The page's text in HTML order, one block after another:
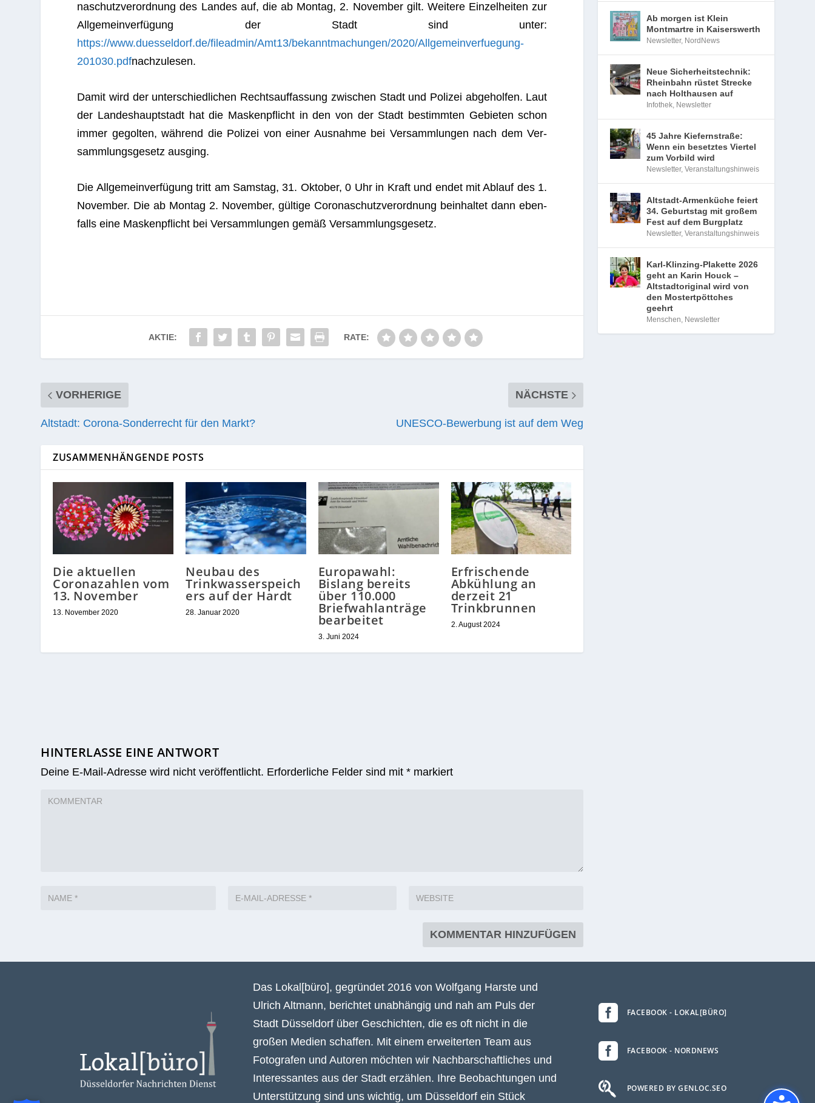
naschutz­ver­ord­nung des Lan­des auf, die ab Mon­tag, 2. Novem­ber gilt. Wei­tere Ein­zel­hei­ten zur
All­ge­mein­ver­fü­gung der Stadt sind unter:
https://www.duesseldorf.de/fileadmin/Amt13/bekanntmachungen/2020/Allgemeinverfuegung-
201030.pdfnach­zu­le­sen.
Damit wird der unter­schied­li­chen Rechts­auf­fas­sung zwi­schen Stadt und Poli­zei abge­hol­fen. Laut
der Lan­des­haupt­stadt hat die Mas­ken­pflicht in den von der Stadt bestimm­ten Gebie­ten schon
immer gegol­ten, wäh­rend die Poli­zei von einer Aus­nahme bei Ver­samm­lun­gen nach dem Ver­
samm­lungs­ge­setz ausging.
Die All­ge­mein­ver­fü­gung tritt am Sams­tag, 31. Okto­ber, 0 Uhr in Kraft und endet mit Ablauf des 1.
Novem­ber. Die ab Mon­tag 2. Novem­ber, gül­tige Coro­naschutz­ver­ord­nung beinhal­tet dann eben­
falls eine Mas­ken­pflicht bei Ver­samm­lun­gen gemäß Versammlungsgesetz.
AKTIE: RATE:
VORHERIGE
Altstadt: Corona-Sonderrecht für den Markt?
NÄCHSTE
UNESCO-Bewerbung ist auf dem Weg
ZUSAMMENHÄNGENDE POSTS
Die aktuellen
Coronazahlen vom
13. November
13. November 2020
Neubau des
Trinkwasserspeich
ers auf der Hardt
28. Januar 2020
Europawahl:
Bislang bereits
über 110.000
Briefwahlanträge
bearbeitet
3. Juni 2024
Erfrischende
Abkühlung an
derzeit 21
Trinkbrunnen
2. August 2024
HINTERLASSE EINE ANTWORT
Deine E-Mail-Adresse wird nicht veröffentlicht. Erforderliche Felder sind mit* markiert
Ab morgen ist Klein
Montmartre in Kaiserswerth
Newsletter, NordNews
Neue Sicherheitstechnik:
Rheinbahn rüstet Strecke
nach Holthausen auf
Infothek, Newsletter
45 Jahre Kiefernstraße:
Wenn ein besetztes Viertel
zum Vorbild wird
Newsletter,Veranstaltungshinweis
Altstadt-Armenküche feiert
34. Geburtstag mit großem
Fest auf dem Burgplatz
Newsletter,Veranstaltungshinweis
Karl-Klinzing-Plakette 2026
geht an Karin Houck –
Altstadtoriginal wird von
den Mostertpöttches
geehrt
Menschen, Newsletter
Das Lokal[büro], gegründet 2016 von Wolfgang Harste und
Ulrich Altmann, berichtet unabhängig und nah am Puls der
Stadt Düsseldorf über Geschichten, die es oft nicht in die
großen Medien schaffen. Mit einem erweiterten Team aus
Fotografen und Autoren möchten wir Nachbarschaftliches und
Interessantes aus der Stadt erzählen. Ihre Beobachtungen und
Unterstützung sind uns wichtig, um Düsseldorf ein Stück
 FACEBOOK - LOKAL[BÜRO]
 FACEBOOK - NORDNEWS
 POWERED BY GENLOC.SEO